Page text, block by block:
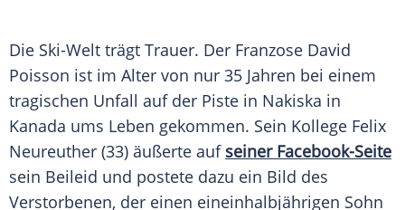
Die Ski-Welt trägt Trauer. Der Franzose David
Poisson ist im Alter von nur 35 Jahren bei einem
tragischen Unfall auf der Piste in Nakiska in
Kanada ums Leben gekommen. Sein Kollege Felix
Neureuther (33) äußerte auf seiner Facebook-Seite
sein Beileid und postete dazu ein Bild des
Verstorbenen, der einen eineinhalbjährigen Sohn